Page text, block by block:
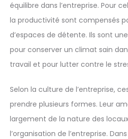
équilibre dans l’entreprise. Pour
la productivité sont compensés
d’espaces de détente. Ils sont
pour conserver un climat sain
travail et pour lutter contre le
Selon la culture de l’entreprise,
prendre plusieurs formes. Leur
largement de la nature des
l’organisation de l’entreprise.